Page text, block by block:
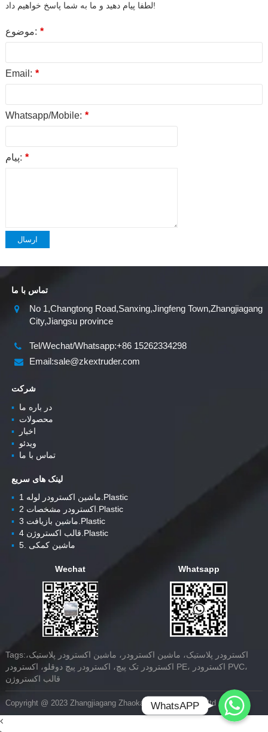
لطفا پیام دهید و ما به شما پاسخ خواهیم داد!
موضوع: *
Email: *
Whatsapp/Mobile: *
پیام: *
ارسال
تماس با ما
No 1,Changtong Road,Sanxing,Jingfeng Town,Zhangjiagang
City,Jiangsu province
Tel/Wechat/Whatsapp:+86 15262334298
Email:sale@zkextruder.com
شرکت
▪ در باره ما
▪ محصولات
▪
اخبار
▪ ویدئو
▪ تماس با ما
لینک های سریع
▪
ماشین اکسترودر لوله 1.Plastic
▪
اکسترودر مشخصات 2.Plastic
▪
ماشین بازیافت 3.Plastic
▪
قالب اکستروژن 4.Plastic
▪
5. ماشین کمکی
Wechat Whatsapp
Tags:اکسترودر پلاستیک، ماشین اکسترودر، ماشین اکسترودر پلاستیک،
اکسترودر تک پیچ، اکسترودر پیچ دوقلو، اکسترودر PE، اکسترودر PVC،
قالب اکستروژن
Copyright @ 2023 Zhangjiagang Zhaokang Machinery Co.,ltd
Whatsapp
WhatsAPP